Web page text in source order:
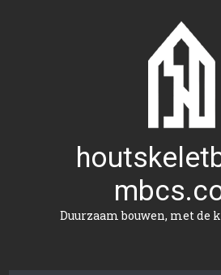
Duurzaam bouwen, met de